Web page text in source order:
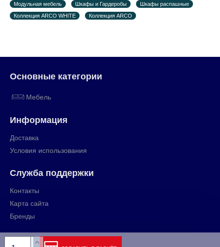
Модульная мебель
Шкафы и Гардеробы
Шкафы распашные
Коллекция ARCO WHITE
Коллекция ARCO
Основные категории
Мебель
Информация
Доставка
Условия использования
Служба поддержки
Контакты
Карта сайта
Бренды